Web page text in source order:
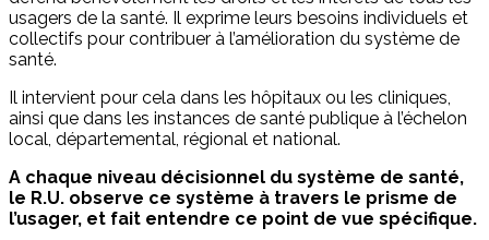
usagers de la santé. Il exprime leurs besoins individuels et
collectifs pour contribuer à l’amélioration du système de
santé.
Il intervient pour cela dans les hôpitaux ou les cliniques,
ainsi que dans les instances de santé publique à l’échelon
local, départemental, régional et national.
A chaque niveau décisionnel du système de santé,
le R.U. observe ce système à travers le prisme de
l’usager, et fait entendre ce point de vue spécifique.